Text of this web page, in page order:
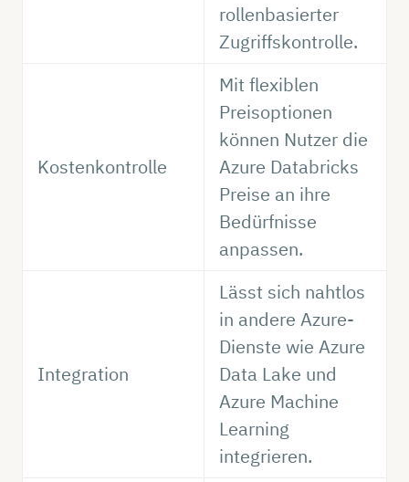
rollenbasierter
Zugriffskontrolle.
Kostenkontrolle
Mit flexiblen
Preisoptionen
können Nutzer die
Azure Databricks
Preise an ihre
Bedürfnisse
anpassen.
Integration
Lässt sich nahtlos
in andere Azure-
Dienste wie Azure
Data Lake und
Azure Machine
Learning
integrieren.